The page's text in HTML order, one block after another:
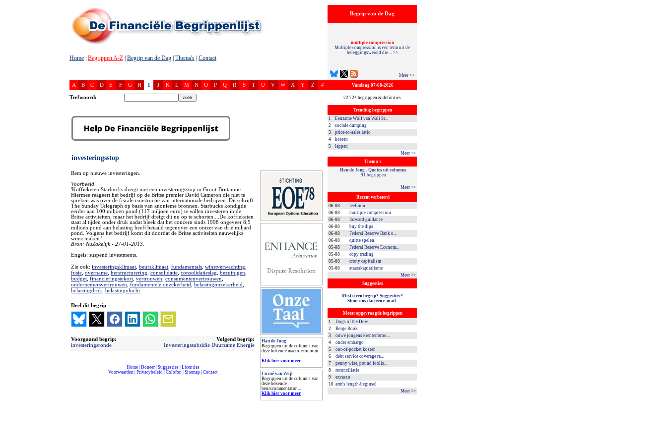
Home Begrippen A-Z Begrip van de Dag Thema's Contact
A B C D E F G H I J K L M N O P Q R S T U V W X Y Z #
Trefwoord:
Begrip van de Dag
Meer >>
multiple compression
Multiple compression is een term uit de
beleggingswereld die ... >>
Vandaag 07-08-2026
22.724 begrippen & definities
Trending begrippen
1
Eenzame Wolf van Wall St...
2
sociale dumping
3
price-to-sales ratio
4
kosten
5
lappen
Meer >>
Thema's
Han de Jong - Quotes uit columns
91 begrippen
Meer >>
Recent verbeterd
06-08
leefloon
06-08
multiple compression
06-08
forward guidance
06-08
buy the dips
06-08
Federal Reserve Bank o...
06-08
quitte spelen
05-08
Federal Reserve Econom...
05-08
copy trading
05-08
crony capitalism
05-08
staatskapitalisme
Meer >>
Suggesties
Mist u een begrip? Suggesties?
Stuur ons dan een e-mail.
Meest opgevraagde begrippen
1
Dogs of the Dow
2
Beige Book
3
ouwe jongens krentenbroo...
4
onder embargo
5
out-of-pocket kosten
6
debt service coverage ra...
7
penny wise, pound foolis...
8
reconciliatie
9
excasso
10 arm's length-beginsel
Meer >>
investeringsstop
Rem op nieuwe investeringen.
Voorbeeld
'Koffieketen Starbucks dreigt met een investeringsstop in Groot-Brittannië.
Hiermee reageert het bedrijf op de Britse premier David Cameron die niet te
spreken was over de fiscale constructie van internationale bedrijven. Dit schrijft
The Sunday Telegraph op basis van anonieme bronnen. Starbucks kondigde
eerder aan 100 miljoen pond (117 miljoen euro) te willen investeren in de
Britse activiteiten, maar het bedrijf dreigt dit nu op te schorten....De koffieketen
staat al tijden onder druk nadat bleek dat het concern sinds 1998 ongeveer 8,5
miljoen pond aan belasting heeft betaald tegenover een omzet van drie miljard
pond. Volgens het bedrijf komt dit doordat de Britse activiteiten nauwelijks
winst maken.'
Bron: NuZakelijk - 27-01-2013.
Engels: suspend investments.
Zie ook: investeringsklimaat beursklimaat fundamentals winstverwachting
fusie overname herstructurering consolidatie consolidatieslag bezuinigen
budget financieringstekort vertrouwen consumentenvertrouwen
ondernemersvertrouwen fundamentele onzekerheid belastingonzekerheid
belastingdruk belastingvlucht
Deel dit begrip
Voorgaand begrip:
investeringsronde
Volgend begrip:
Investeringssubsidie Duurzame Energie
Home| Doneer| Suggesties| Licenties
Voorwaarden| Privacybeleid| Colofon| Sitemap| Contact
Han de Jong
Begrippen uit de columns van
deze bekende macro-econoom
...
Klik hier voor meer
Corné van Zeijl
Begrippen uit de columns van
deze bekende
beurscommentator ...
Klik hier voor meer